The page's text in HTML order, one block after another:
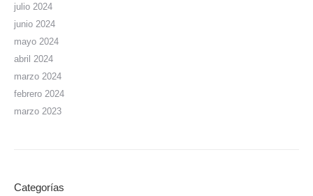
julio 2024
junio 2024
mayo 2024
abril 2024
marzo 2024
febrero 2024
marzo 2023
Categorías